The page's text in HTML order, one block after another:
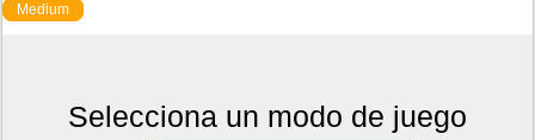
Medium
Selecciona un modo de juego